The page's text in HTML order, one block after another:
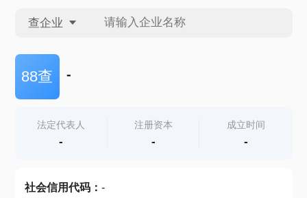
查企业
查企业
查产地
88查 -
法定代表人
-
注册资本
-
成立时间
-
社会信用代码： -